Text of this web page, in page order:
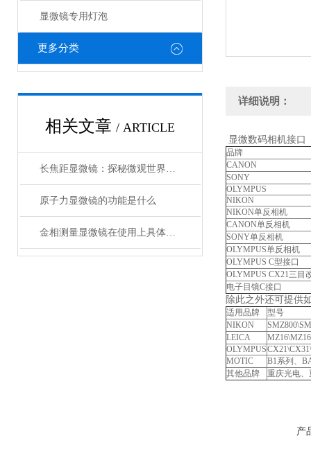
显微镜专用灯泡
更多分类
相关文章 / ARTICLE
长焦距显微镜：探秘微观世界的奇妙工具
原子力显微镜的功能是什么
金相测量显微镜在使用上具体采用了什么原理和特点？
详细说明：
显微数码相机接口
品牌
CANON
SONY
OLYMPUS
NIKON
NIKON单反相机
CANON单反相机
SONY单反相机
OLYMPUS单反相机
OLYMPUS C型接口
OLYMPUS CX21三目
电子目镜C接口
除此之外还可提供
适用品牌
型号
NIKON
LEICA
OLYMPUS
MOTIC
B1系列、
其他品牌
重庆光电
产